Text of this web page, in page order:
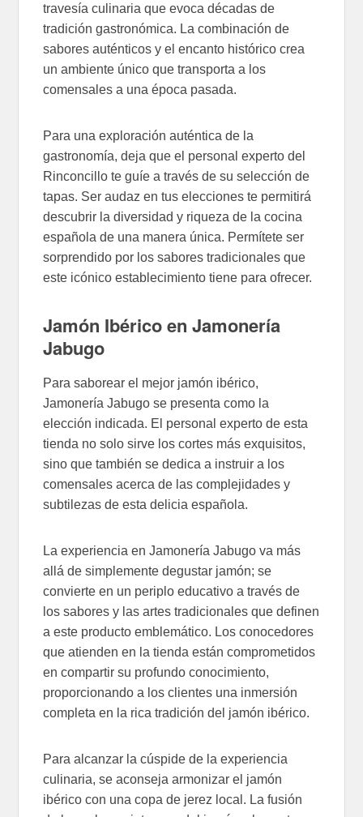
travesía culinaria que evoca décadas de
tradición gastronómica. La combinación de
sabores auténticos y el encanto histórico crea
un ambiente único que transporta a los
comensales a una época pasada.
Para una exploración auténtica de la
gastronomía, deja que el personal experto del
Rinconcillo te guíe a través de su selección de
tapas. Ser audaz en tus elecciones te permitirá
descubrir la diversidad y riqueza de la cocina
española de una manera única. Permítete ser
sorprendido por los sabores tradicionales que
este icónico establecimiento tiene para ofrecer.
Jamón Ibérico en Jamonería
Jabugo
Para saborear el mejor jamón ibérico,
Jamonería Jabugo se presenta como la
elección indicada. El personal experto de esta
tienda no solo sirve los cortes más exquisitos,
sino que también se dedica a instruir a los
comensales acerca de las complejidades y
subtilezas de esta delicia española.
La experiencia en Jamonería Jabugo va más
allá de simplemente degustar jamón; se
convierte en un periplo educativo a través de
los sabores y las artes tradicionales que definen
a este producto emblemático. Los conocedores
que atienden en la tienda están comprometidos
en compartir su profundo conocimiento,
proporcionando a los clientes una inmersión
completa en la rica tradición del jamón ibérico.
Para alcanzar la cúspide de la experiencia
culinaria, se aconseja armonizar el jamón
ibérico con una copa de jerez local. La fusión